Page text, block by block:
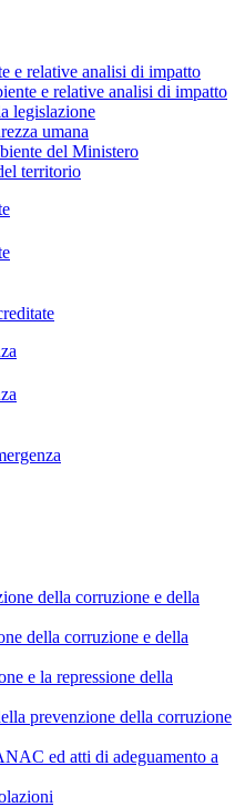
e relative analisi di impatto
e relative analisi di impatto
legislazione
umana
del Ministero
territorio
della corruzione e della
della corruzione e della
e la repressione della
prevenzione della corruzione
ed atti di adeguamento a